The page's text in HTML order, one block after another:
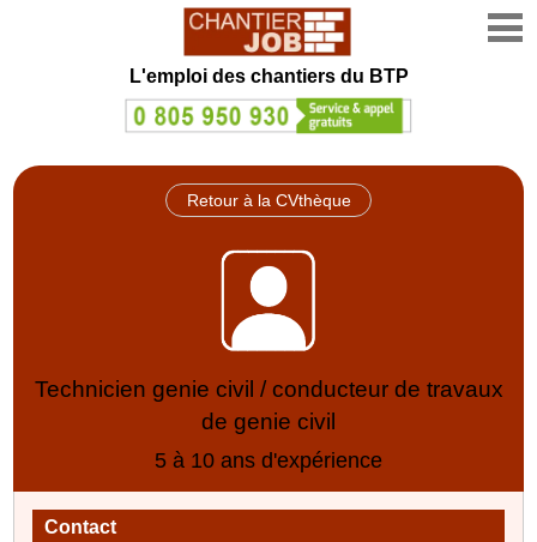
L'emploi des chantiers du BTP
Retour à la CVthèque
Technicien genie civil / conducteur de travaux
de genie civil
5 à 10 ans d'expérience
Contact